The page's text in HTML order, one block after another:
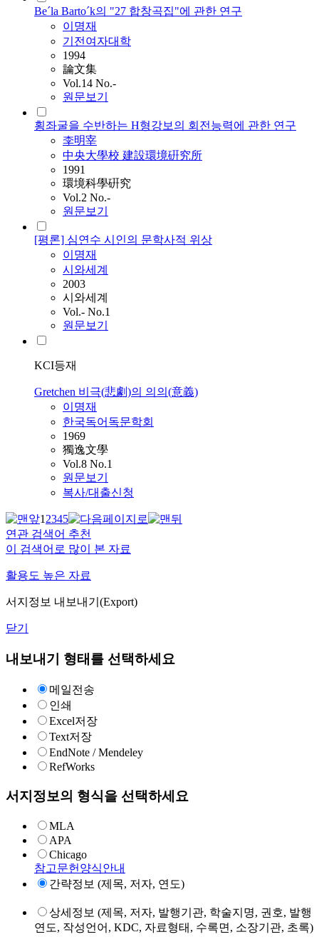
Be´la Barto´k의 "27 합창곡집"에 관한 연구
이명재
기전여자대학
1994
論文集
Vol.14 No.-
원문보기
횡좌굴을 수반하는 H형강보의 회전능력에 관한 연구
李明宰
中央大學校 建設環境硏究所
1991
環境科學硏究
Vol.2 No.-
원문보기
[평론] 심연수 시인의 문학사적 위상
이명재
시와세계
2003
시와세계
Vol.- No.1
원문보기
KCI등재
Gretchen 비극(悲劇)의 의의(意義)
이명재
한국독어독문학회
1969
獨逸文學
Vol.8 No.1
원문보기
복사/대출신청
12345
연관 검색어 추천
이 검색어로 많이 본 자료
활용도 높은 자료
서지정보 내보내기(Export)
닫기
내보내기 형태를 선택하세요
메일전송
인쇄
Excel저장
Text저장
EndNote / Mendeley
RefWorks
서지정보의 형식을 선택하세요
MLA
APA
Chicago
참고문헌양식안내
간략정보 (제목, 저자, 연도)
상세정보 (제목, 저자, 발행기관, 학술지명, 권호, 발행
연도, 작성언어, KDC, 자료형태, 수록면, 소장기관, 초록)